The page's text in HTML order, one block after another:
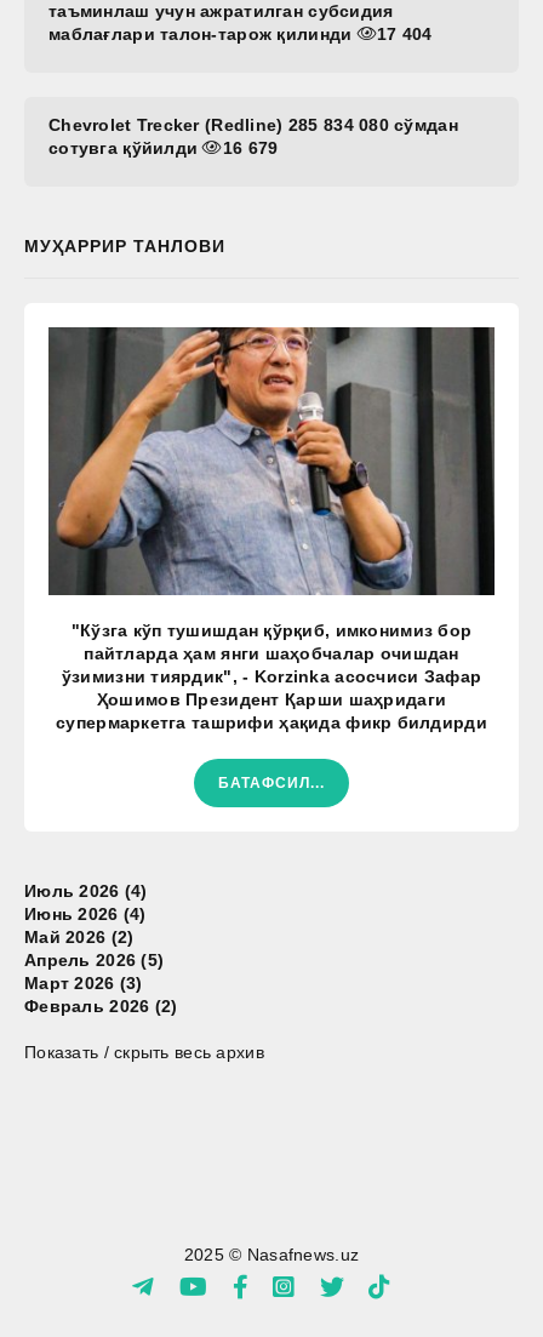
таъминлаш учун ажратилган субсидия
маблағлари талон-тарож қилинди
17 404
Chevrolet Trecker (Redline) 285 834 080 сўмдан
сотувга қўйилди
16 679
МУҲАРРИР ТАНЛОВИ
"Кўзга кўп тушишдан қўрқиб, имконимиз бор
пайтларда ҳам янги шаҳобчалар очишдан
ўзимизни тиярдик", - Korzinka асосчиси Зафар
Ҳошимов Президент Қарши шаҳридаги
супермаркетга ташрифи ҳақида фикр билдирди
БАТАФСИЛ...
Июль 2026 (4)
Июнь 2026 (4)
Май 2026 (2)
Апрель 2026 (5)
Март 2026 (3)
Февраль 2026 (2)
Показать / скрыть весь архив
2025 © Nasafnews.uz